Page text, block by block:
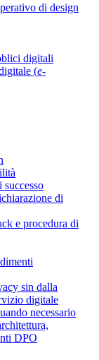
di design
digitali
(e-
di
e procedura di
sin dalla
digitale
necessario
DPO